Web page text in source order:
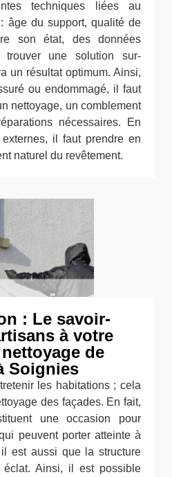
techniques liées au
âge du support, qualité de
son état, des données
trouver une solution sur-
un résultat optimum. Ainsi,
ou endommagé, il faut
nettoyage, un comblement
nécessaires. En
il faut prendre en
naturel du revêtement.
: Le savoir-
à votre
de
Soignies
les habitations ; cela
des façades. En fait,
une occasion pour
peuvent porter atteinte à
il est aussi que la structure
éclat. Ainsi, il est possible